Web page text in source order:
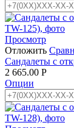
Просмотр
Отложить
Сандалеты с
2 665.00 Р
Опции